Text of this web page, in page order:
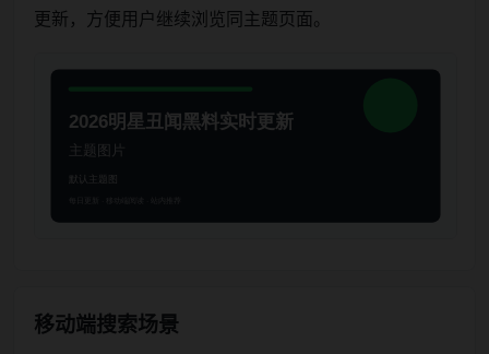
更新，方便用户继续浏览同主题页面。
移动端搜索场景